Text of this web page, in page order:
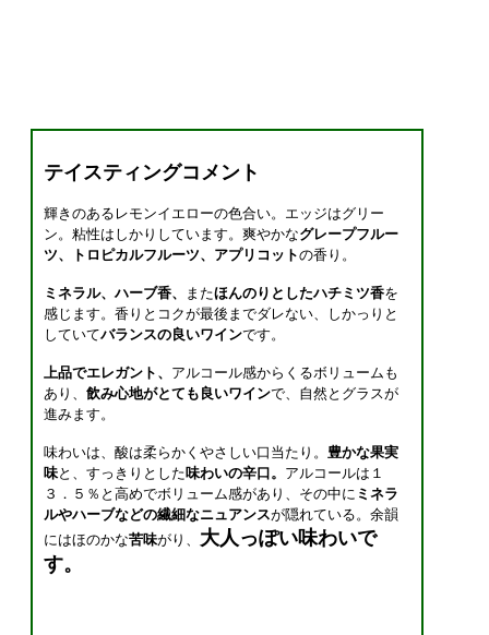
テイスティングコメント
輝きのあるレモンイエローの色合い。エッジはグリー
ン。粘性はしかりしています。爽やかなグレープフルー
ツ、トロピカルフルーツ、アプリコットの香り。
ミネラル、ハーブ香、 またほんのりとしたハチミツ香を
感じます。香りとコクが最後までダレない、しかっりと
していてバランスの良いワインです。
上品でエレガント、 アルコール感からくるボリュームも
あり、 飲み心地がとても良いワインで、自然とグラスが
進みます。
味わいは、酸は柔らかくやさしい口当たり。 豊かな果実
味と、すっきりとした味わいの辛口。 アルコールは１
３．５％と高めでボリューム感があり、その中に ミネラ
ルやハーブなどの繊細なニュアンスが隠れている。余韻
にはほのかな苦味がり、 大人っぽい味わいで
す。